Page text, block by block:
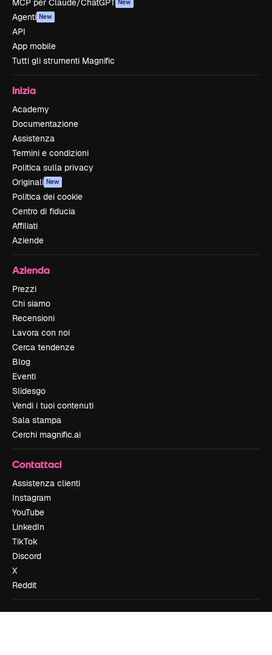
MCP per Claude/ChatGPT New
Agenti New
API
App mobile
Tutti gli strumenti Magnific
Inizia
Academy
Documentazione
Assistenza
Termini e condizioni
Politica sulla privacy
Originali New
Politica dei cookie
Centro di fiducia
Affiliati
Aziende
Azienda
Prezzi
Chi siamo
Recensioni
Lavora con noi
Cerca tendenze
Blog
Eventi
Slidesgo
Vendi i tuoi contenuti
Sala stampa
Cerchi magnific.ai
Contattaci
Assistenza clienti
Instagram
YouTube
LinkedIn
TikTok
Discord
X
Reddit